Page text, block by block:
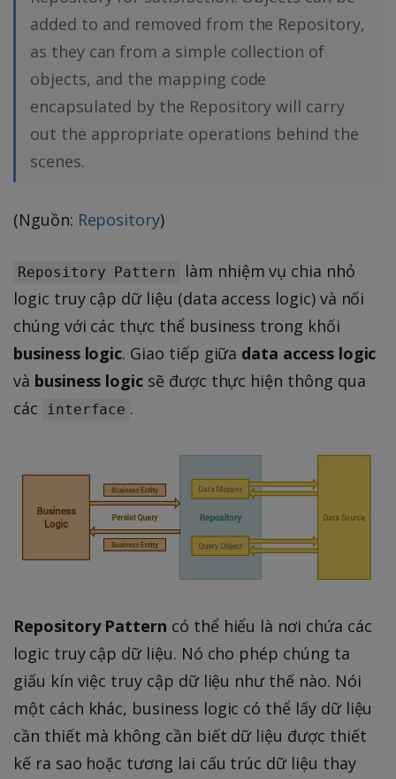
added to and removed from the Repository,
as they can from a simple collection of
objects, and the mapping code
encapsulated by the Repository will carry
out the appropriate operations behind the
scenes.
(Nguồn: Repository)
Repository Pattern
làm nhiệm vụ chia nhỏ
logic truy cập dữ liệu (data access logic) và nối
chúng với các thực thể business trong khối
business logic. Giao tiếp giữa data access logic
và business logic sẽ được thực hiện thông qua
các
interface .
Repository Pattern có thể hiểu là nơi chứa các
logic truy cập dữ liệu. Nó cho phép chúng ta
giấu kín việc truy cập dữ liệu như thế nào. Nói
một cách khác, business logic có thể lấy dữ liệu
cần thiết mà không cần biết dữ liệu được thiết
kế ra sao hoặc tương lai cấu trúc dữ liệu thay